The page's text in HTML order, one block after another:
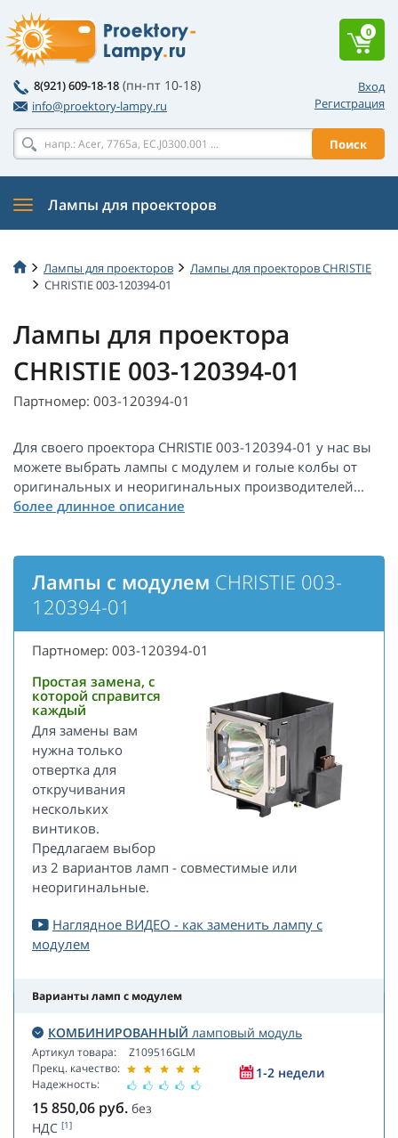
Вход
Регистрация
8(921) 609-18-18 (пн-пт 10-18)
info@proektory-lampy.ru
Поиск
0
Лампы для проекторов
Лампы для проекторов
Лампы для проекторов CHRISTIE
CHRISTIE 003-120394-01
Лампы для проектора
CHRISTIE 003-120394-01
Партномер: 003-120394-01
Для своего проектора CHRISTIE 003-120394-01 у нас вы
можете выбрать лампы с модулем и голые колбы от
оригинальных и неоригинальных производителей...
Лампы с модулем CHRISTIE 003-
120394-01
Партномер: 003-120394-01
Простая замена, с
которой справится
каждый
Для замены вам
нужна только
отвертка для
откручивания
нескольких
винтиков.
Предлагаем выбор
из 2 вариантов ламп - совместимые или
неоригинальные.
Наглядное ВИДЕО - как заменить лампу с
модулем
Варианты ламп с модулем
КОМБИНИРОВАННЫЙ ламповый модуль
Артикул товара:
Прекц. качество:
Надежность:
Z109516GLM
1-2 недели
15 850,06 руб. без
НДС [1]